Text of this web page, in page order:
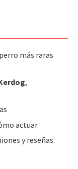
más raras
,
actuar
y reseñas: